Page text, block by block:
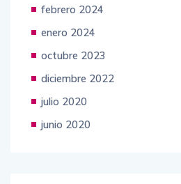
febrero 2024
enero 2024
octubre 2023
diciembre 2022
julio 2020
junio 2020